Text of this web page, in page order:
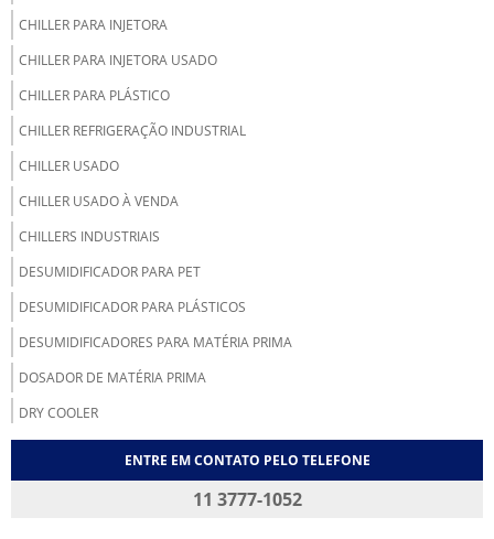
CHILLER PARA INJETORA
CHILLER PARA INJETORA USADO
CHILLER PARA PLÁSTICO
CHILLER REFRIGERAÇÃO INDUSTRIAL
CHILLER USADO
CHILLER USADO À VENDA
CHILLERS INDUSTRIAIS
DESUMIDIFICADOR PARA PET
DESUMIDIFICADOR PARA PLÁSTICOS
DESUMIDIFICADORES PARA MATÉRIA PRIMA
DOSADOR DE MATÉRIA PRIMA
DRY COOLER
EMPRESA DE REFRIGERAÇÃO INDUSTRIAL EM SP
ENTRE EM CONTATO PELO TELEFONE
11 3777-1052